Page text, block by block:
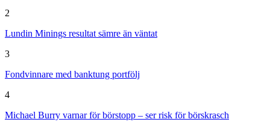
2
Lundin Minings resultat sämre än väntat
3
Fondvinnare med banktung portfölj
4
Michael Burry varnar för börstopp – ser risk för börskrasch